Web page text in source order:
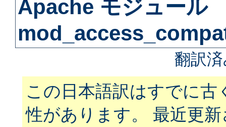
Apache モジュール
翻訳
この日本語訳はすでに古
性があります。 最近更